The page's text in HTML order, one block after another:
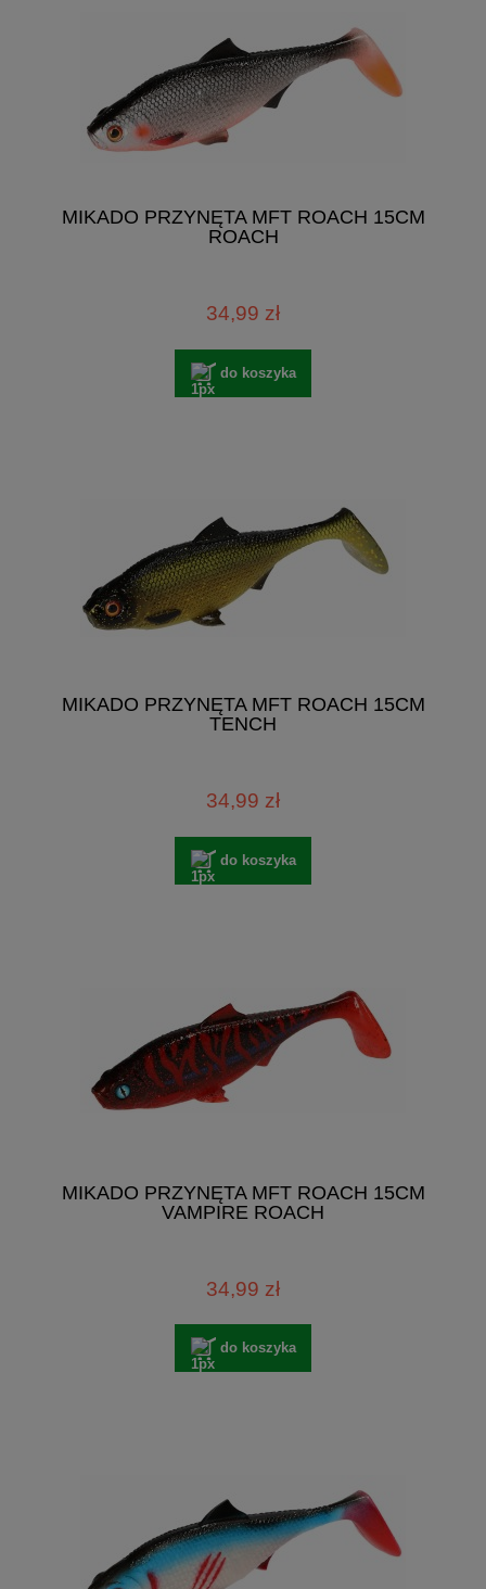
MIKADO PRZYNĘTA MFT ROACH 15CM
ROACH
34,99 zł
do koszyka
MIKADO PRZYNĘTA MFT ROACH 15CM
TENCH
34,99 zł
do koszyka
MIKADO PRZYNĘTA MFT ROACH 15CM
VAMPIRE ROACH
34,99 zł
do koszyka